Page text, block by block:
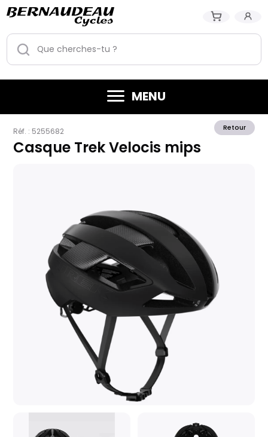
MENU
Retour
Réf. : 5255682
Casque Trek Velocis mips